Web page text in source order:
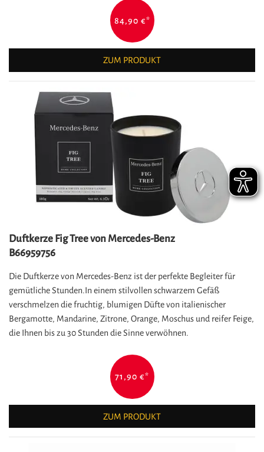
84,90 €*
ZUM PRODUKT
Duftkerze Fig Tree von Mercedes-Benz
B66959756
Die Duftkerze von Mercedes-Benz ist der perfekte Begleiter für
gemütliche Stunden.In einem stilvollen schwarzem Gefäß
verschmelzen die fruchtig, blumigen Düfte von italienischer
Bergamotte, Mandarine, Zitrone, Orange, Moschus und reifer Feige,
die Ihnen bis zu 30 Stunden die Sinne verwöhnen.
71,90 €*
ZUM PRODUKT